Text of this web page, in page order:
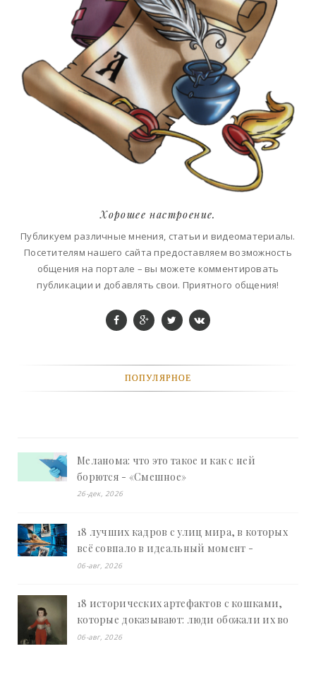
Хорошее настроение.
Публикуем различные мнения, статьи и видеоматериалы.
Посетителям нашего сайта предоставляем возможность
общения на портале – вы можете комментировать
публикации и добавлять свои. Приятного общения!
ПОПУЛЯРНОЕ
Меланома: что это такое и как с ней
борются - «Смешное»
26-дек, 2026
18 лучших кадров с улиц мира, в которых
всё совпало в идеальный момент -
«Смешное»
06-авг, 2026
18 исторических артефактов с кошками,
которые доказывают: люди обожали их во
все времена - «Смешное»
06-авг, 2026